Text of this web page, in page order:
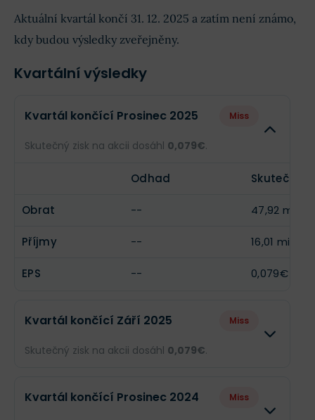
Aktuální kvartál končí 31. 12. 2025 a zatím není známo,
kdy budou výsledky zveřejněny.
Kvartální výsledky
Kvartál končící Prosinec 2025 Miss
Skutečný zisk na akcii dosáhl 0,079€.
Odhad Skutečnost
Obrat -- 47,92 mil.€
Příjmy -- 16,01 mil.€
EPS -- 0,079€
Kvartál končící Září 2025 Miss
Skutečný zisk na akcii dosáhl 0,079€.
47,92 mil.€
Kvartál končící Prosinec 2024 Miss